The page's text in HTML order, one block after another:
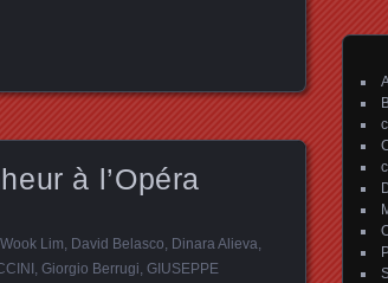
à l’Opéra
Lim David Belasco Dinara Alieva
Giorgio Berrugi GIUSEPPE